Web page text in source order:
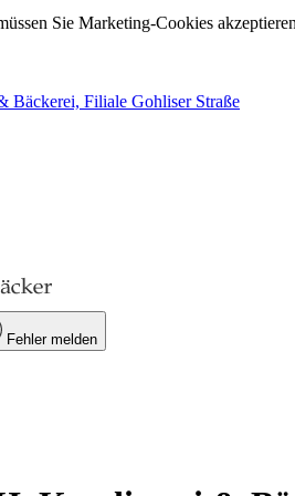
Sie Marketing-Cookies
Bäckerei, Filiale Gohliser Straße
Fehler melden